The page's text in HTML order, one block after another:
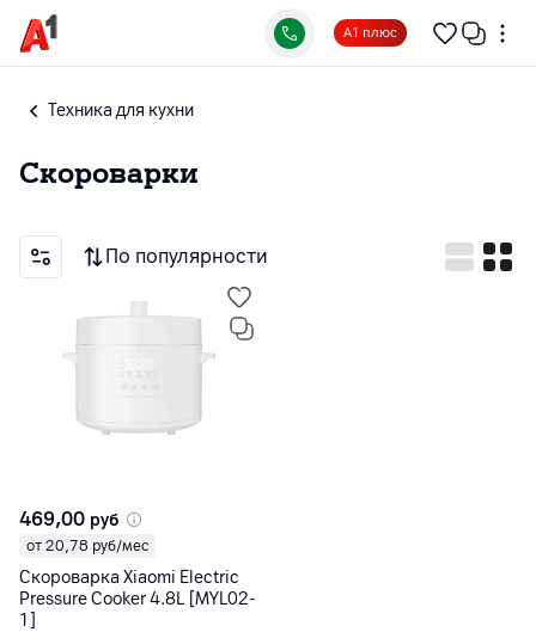
А1 плюс
Техника для кухни
Скороварки
По популярности
469,00 руб
от 20,78 руб/мес
Скороварка Xiaomi Electric
Pressure Cooker 4.8L [MYL02-
1]